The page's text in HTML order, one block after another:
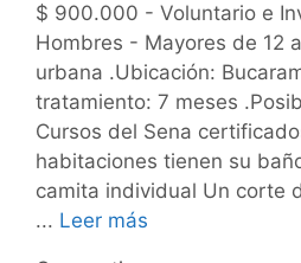
$ 900.000 - Voluntario e
Hombres - Mayores de 12
urbana .Ubicación:
tratamiento: 7 meses
Cursos del Sena
habitaciones tienen su
camita individual Un corte
... Leer más